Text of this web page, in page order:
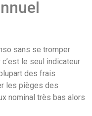
sans se tromper
c’est le seul indicateur
des frais
les pièges des
nominal très bas alors